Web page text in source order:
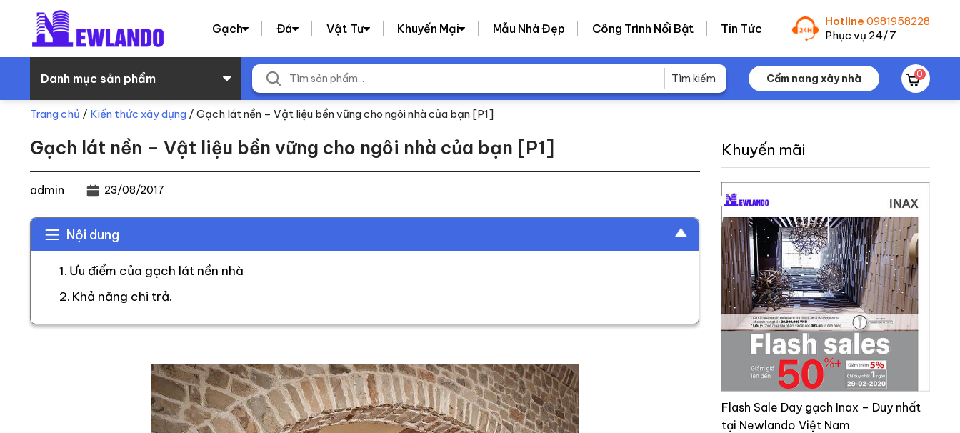
Gạch Đá Vật Tư Khuyến Mại Mẫu Nhà Đẹp Công Trình Nổi Bật Tin Tức
Hotline 0981958228
Phục vụ 24/7
Danh mục sản phẩm Cẩm nang xây nhà 0
Trang chủ / Kiến thức xây dựng / Gạch lát nền – Vật liệu bền vững cho ngôi nhà của bạn [P1]
Gạch lát nền – Vật liệu bền vững cho ngôi nhà của bạn [P1]
admin 23/08/2017
Nội dung
Ưu điểm của gạch lát nền nhà
Khả năng chi trả.
Khuyến mãi
Flash Sale Day gạch Inax – Duy nhất
tại Newlando Việt Nam